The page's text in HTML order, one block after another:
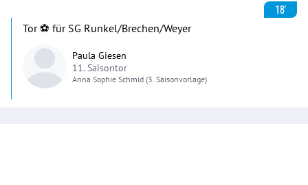
18'
Tor ⚽️ für SG Runkel/Brechen/Weyer
Paula Giesen
11. Saisontor
Anna Sophie Schmid (3. Saisonvorlage)